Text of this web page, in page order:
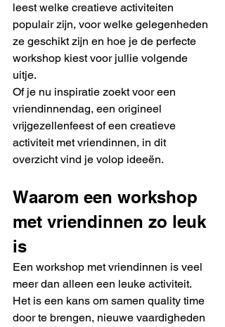
leest welke creatieve activiteiten
populair zijn, voor welke gelegenheden
ze geschikt zijn en hoe je de perfecte
workshop kiest voor jullie volgende
uitje.
Of je nu inspiratie zoekt voor een
vriendinnendag, een origineel
vrijgezellenfeest of een creatieve
activiteit met vriendinnen, in dit
overzicht vind je volop ideeën.
Waarom een workshop
met vriendinnen zo leuk
is
Een workshop met vriendinnen is veel
meer dan alleen een leuke activiteit.
Het is een kans om samen quality time
door te brengen, nieuwe vaardigheden